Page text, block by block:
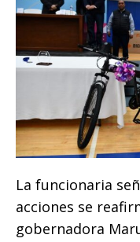
La funcionaria
acciones se
gobernadora